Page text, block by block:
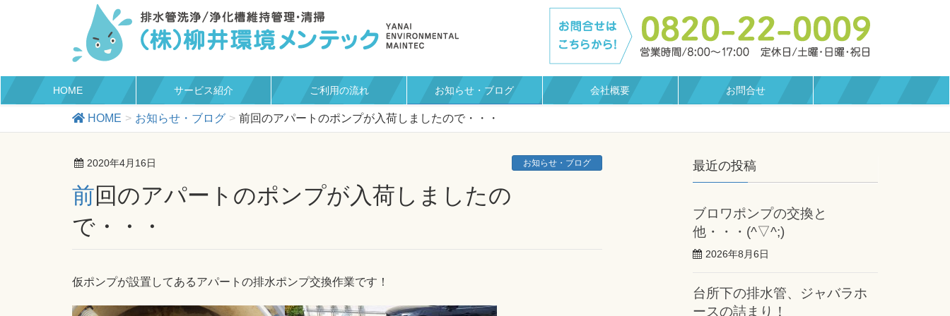
HOME サービス紹介 ご利用の流れ お知らせ・ブログ 会社概要 お問合せ
HOME お知らせ・ブログ 前回のアパートのポンプが入荷しましたので・・・
2020年4月16日 お知らせ・ブログ
前回のアパートのポンプが入荷しましたの
で・・・
仮ポンプが設置してあるアパートの排水ポンプ交換作業です！
最近の投稿
ブロワポンプの交換と
他・・・(^▽^;)
2026年8月6日
台所下の排水管、ジャバラホ
ースの詰まり！